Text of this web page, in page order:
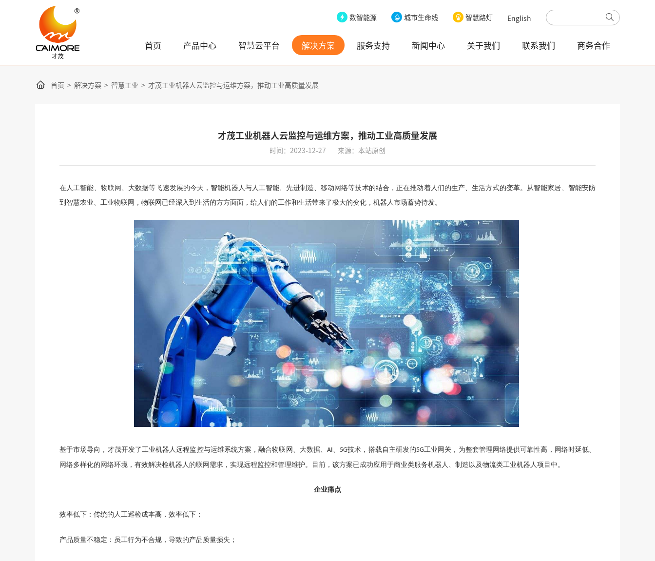
数智能源 城市生命线 智慧路灯 English
首页 产品中心 智慧云平台 解决方案 服务支持 新闻中心 关于我们 联系我们 商务合作
首页 > 解决方案 > 智慧工业 > 才茂工业机器人云监控与运维方案，推动工业高质量发展
才茂工业机器人云监控与运维方案，推动工业高质量发展
时间：2023-12-27 来源：本站原创
在人工智能、物联网、大数据等飞速发展的今天，智能机器人与人工智能、先进制造、移动网络等技术的结合，正在推动着人们的生产、生活方式的变革。从智能家居、智能安防
到智慧农业、工业物联网，物联网已经深入到生活的方方面面，给人们的工作和生活带来了极大的变化，机器人市场蓄势待发。
基于市场导向，才茂开发了工业机器人远程监控与运维系统方案，融合物联网、大数据、AI、 5G技术，搭载自主研发的5G工业网关，为整套管理网络提供可靠性高，网络时延低、
网络多样化的网络环境，有效解决检机器人的联网需求，实现远程监控和管理维护。目前，该方案已成功应用于商业类服务机器人、制造以及物流类工业机器人项目中。
企业痛点
效率低下 ： 传统的人工巡检成本高，效率低下；
产品质量不稳定 ： 员工行为不合规，导致的产品质量损失；